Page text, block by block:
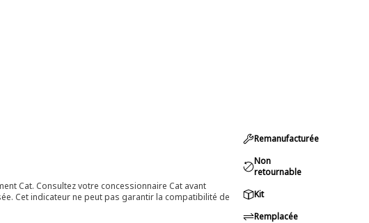
Cat. Consultez votre concessionnaire Cat avant
Cet indicateur ne peut pas garantir la compatibilité de
Remanufacturée
Non
retournable
Kit
Remplacée